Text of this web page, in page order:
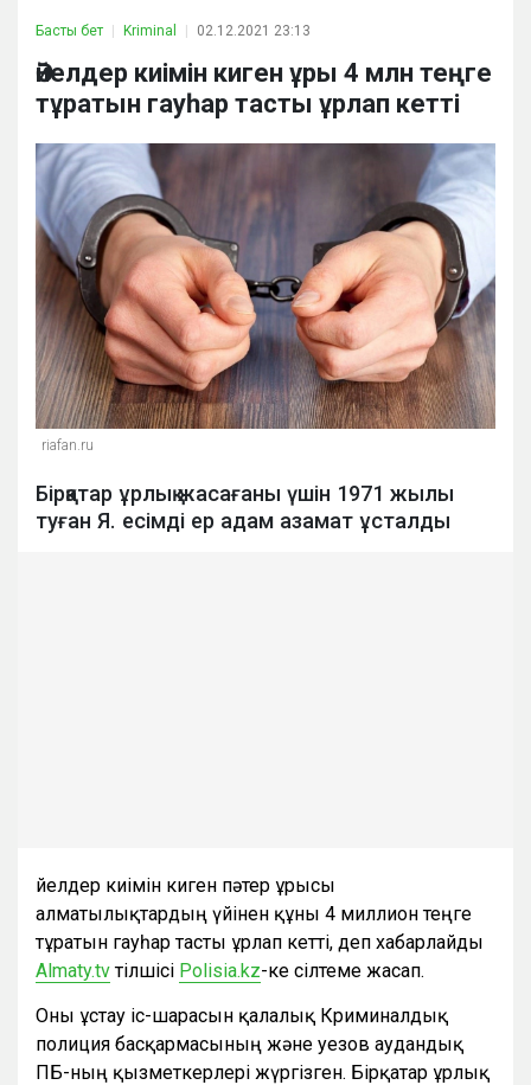
Басты бет Kriminal 02.12.2021 23:13
Әйелдер киімін киген ұры 4 млн теңге
тұратын гауһар тасты ұрлап кетті
riafan.ru
Бірқатар ұрлық жасағаны үшін 1971 жылы
туған Я. есімді ер адам азамат ұсталды
Әйелдер киімін киген пәтер ұрысы
алматылықтардың үйінен құны 4 миллион теңге
тұратын гауһар тасты ұрлап кетті, деп хабарлайды
Almaty.tvтілшісі Polisia.kz-ке сілтеме жасап.
Оны ұстау іс-шарасын қалалық Криминалдық
полиция басқармасының және Әуезов аудандық
ПБ-ның қызметкерлері жүргізген. Бірқатар ұрлық